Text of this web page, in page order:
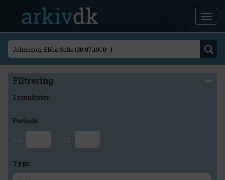
Filtrering
1 resultater
Periode
Fra Til
Type